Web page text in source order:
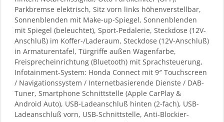
Parkbremse elektrisch, Sitz vorn links höhenverstellbar,
Sonnenblenden mit Make-up-Spiegel, Sonnenblenden
mit Spiegel (beleuchtet), Sport-Pedalerie, Steckdose (12V-
Anschluß) im Koffer-/Laderaum, Steckdose (12V-Anschluß)
in Armaturentafel, Türgriffe außen Wagenfarbe,
Freisprecheinrichtung (Bluetooth) mit Sprachsteuerung,
Infotainment-System: Honda Connect mit 9″ Touchscreen
/ Navigationssystem / Internetbasierende Dienste / DAB-
Tuner, Smartphone Schnittstelle (Apple CarPlay &
Android Auto), USB-Ladeanschluß hinten (2-fach), USB-
Ladeanschluß vorn, USB-Schnittstelle, Anti-Blockier-